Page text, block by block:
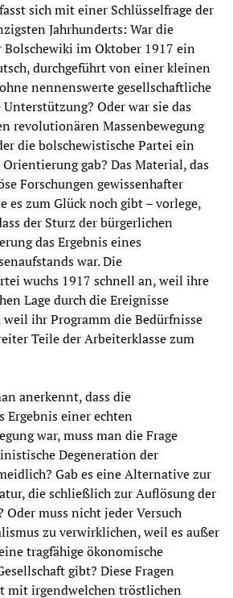
sich mit einer Schlüsselfrage der
Jahrhunderts: War die
Bolschewiki im Oktober 1917 ein
durchgeführt von einer kleinen
nennenswerte gesellschaftliche
Oder war sie das
revolutionären Massenbewegung
die bolschewistische Partei ein
gab? Das Material, das
Forschungen gewissenhafter
es zum Glück noch gibt – vorlege,
der Sturz der bürgerlichen
das Ergebnis eines
war. Die
wuchs 1917 schnell an, weil ihre
Lage durch die Ereignisse
ihr Programm die Bedürfnisse
Teile der Arbeiterklasse zum
anerkennt, dass die
Ergebnis einer echten
war, muss man die Frage
Degeneration der
Gab es eine Alternative zur
die schließlich zur Auflösung der
muss nicht jeder Versuch
zu verwirklichen, weil es außer
tragfähige ökonomische
gibt? Diese Fragen
mit irgendwelchen tröstlichen